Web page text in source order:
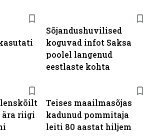
Sõjandushuvilised
koguvad infot Saksa
poolel langenud
eestlaste kohta
riigi
Teises maailmasõjas
kadunud pommitaja
leiti 80 aastat hiljem